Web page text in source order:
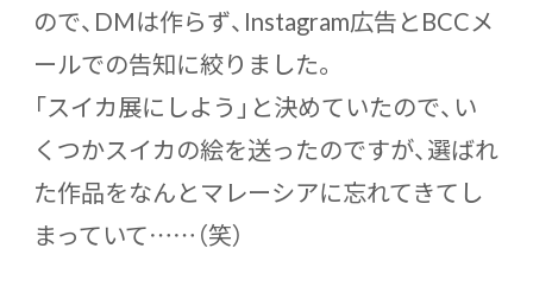
ので、DMは作らず、Instagram広告とBCCメ
ールでの告知に絞りました。
「スイカ展にしよう」と決めていたので、い
くつかスイカの絵を送ったのですが、選ばれ
た作品をなんとマレーシアに忘れてきてし
まっていて……（笑）